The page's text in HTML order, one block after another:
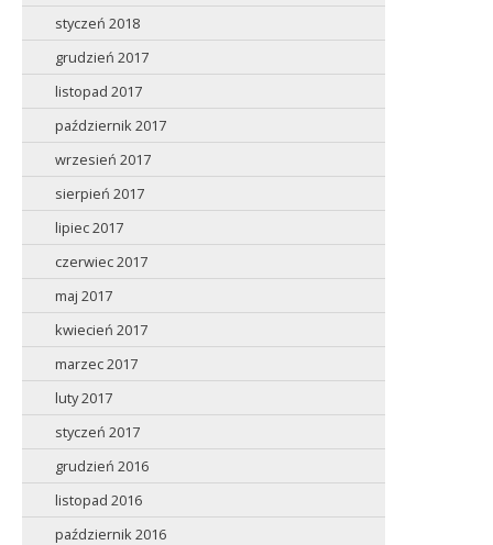
styczeń 2018
grudzień 2017
listopad 2017
październik 2017
wrzesień 2017
sierpień 2017
lipiec 2017
czerwiec 2017
maj 2017
kwiecień 2017
marzec 2017
luty 2017
styczeń 2017
grudzień 2016
listopad 2016
październik 2016